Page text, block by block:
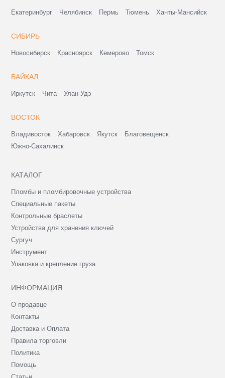
Екатеринбург Челябинск Пермь Тюмень Ханты-Мансийск
СИБИРЬ
Новосибирск Красноярск Кемерово Томск
БАЙКАЛ
Иркутск Чита Улан-Удэ
ВОСТОК
Владивосток Хабаровск Якутск
Благовещенск
Южно-Сахалинск
КАТАЛОГ
Пломбы и пломбировочные устройства
Специальные пакеты
Контрольные браслеты
Устройства для хранения ключей
Сургуч
Инструмент
Упаковка и крепление груза
ИНФОРМАЦИЯ
О продавце
Контакты
Доставка и Оплата
Правила торговли
Политика
Помощь